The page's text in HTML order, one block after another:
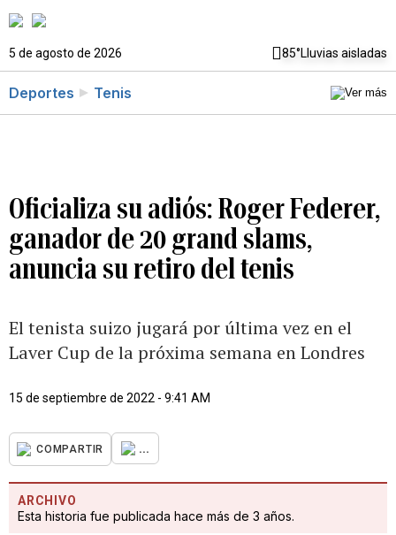
5 de agosto de 2026 85°Lluvias aisladas
Deportes Tenis
Oficializa su adiós: Roger Federer,
ganador de 20 grand slams,
anuncia su retiro del tenis
El tenista suizo jugará por última vez en el
Laver Cup de la próxima semana en Londres
15 de septiembre de 2022 - 9:41 AM
COMPARTIR ...
ARCHIVO
Esta historia fue publicada hace más de 3 años.